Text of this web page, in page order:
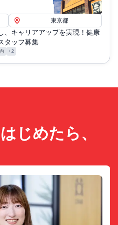
東京都
、キャリアアップを実現！健康
タッフ募集
+2
じめたら、